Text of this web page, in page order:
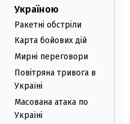
Україною
Ракетні обстріли
Карта бойових дій
Мирні переговори
Повітряна тривога в
Україні
Масована атака по
Україні